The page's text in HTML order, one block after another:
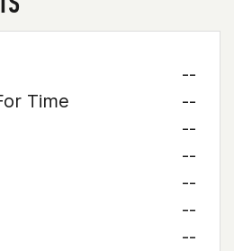
--
Time
--
--
--
--
--
--